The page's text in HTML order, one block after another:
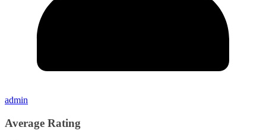
admin
Average Rating